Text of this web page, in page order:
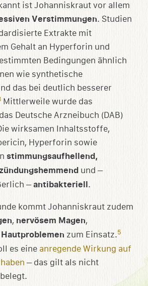
ist Johanniskraut vor allem
Verstimmungen. Studien
Extrakte mit
Gehalt an Hyperforin und
Bedingungen ähnlich
wie synthetische
das bei deutlich besserer
Mittlerweile wurde das
Deutsche Arzneibuch (DAB)
wirksamen Inhaltsstoffe,
Hyperforin sowie
stimmungsaufhellend,
und –
–antibakteriell.
kommt Johanniskraut zudem
, nervösem Magen,
Hautproblemen zum Einsatz.5
es eine anregende Wirkung auf
– das gilt als nicht